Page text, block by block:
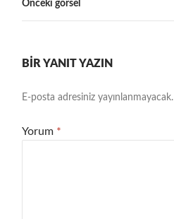
Önceki görsel
BIR YANIT YAZIN
E-posta adresiniz yayınlanmayacak.
Yorum *